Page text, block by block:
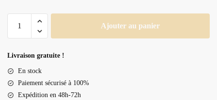
à
pilou
Ajouter au panier
Livraison gratuite !
En stock
Paiement sécurisé à 100%
Expédition en 48h-72h